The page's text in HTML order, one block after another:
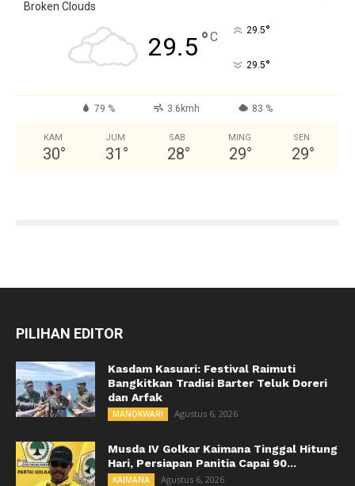
Broken Clouds
29.5°C 29.5°
29.5°
79 % 3.6kmh 83 %
KAM
30°
JUM
31 °
SAB
28°
MING
29°
SEN
29°
PILIHAN EDITOR
Kasdam Kasuari: Festival Raimuti
Bangkitkan Tradisi Barter Teluk Doreri
dan Arfak
MANOKWARI Agustus 6, 2026
Musda IV Golkar Kaimana Tinggal Hitung
Hari, Persiapan Panitia Capai 90...
KAIMANA Agustus 6, 2026